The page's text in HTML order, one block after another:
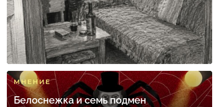
МНЕНИЕ
Белоснежка и семь подмен